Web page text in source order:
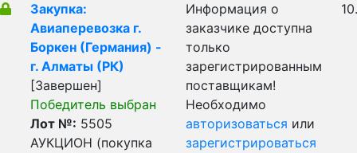
Закупка:
Авиаперевозка г.
Боркен (Германия) -
г. Алматы (РК)
[Завершен]
Победитель выбран
Лот №: 5505
АУКЦИОН (покупка
Информация о
заказчике доступна
только
зарегистрированным
поставщикам!
Необходимо
авторизоваться или
зарегистрироваться